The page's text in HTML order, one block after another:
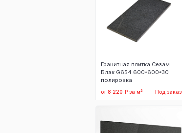
Гранитная плитка Сезам
Блэк G654 600*600*30
полировка
от 8 220 ₽ за м² Под заказ